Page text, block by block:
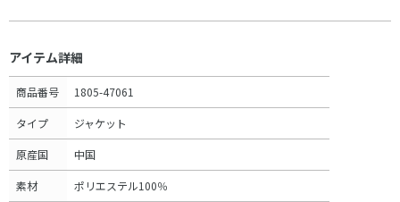
アイテム詳細
商品番号 1805-47061
タイプ ジャケット
原産国 中国
素材 ポリエステル100％